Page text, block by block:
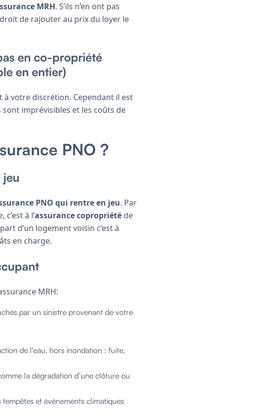
MRH. S’ils n’en ont pas
de rajouter au prix du loyer le
en co-propriété
en entier)
à votre discrétion. Cependant il est
sont imprévisibles et les coûts de
PNO ?
jeu
PNO qui rentre en jeu. Par
à l’assurance copropriété de
d’un logement voisin c’est à
en charge.
MRH:
par un sinistre provenant de votre
de l'eau, hors inondation : fuite,
la dégradation d’une clôture ou
et événements climatiques